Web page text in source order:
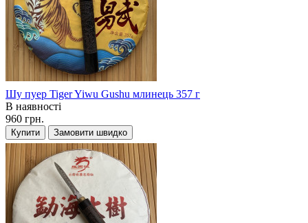
Шу пуер Tiger Yiwu Gushu млинець 357 г
В наявності
960 грн.
Купити Замовити швидко